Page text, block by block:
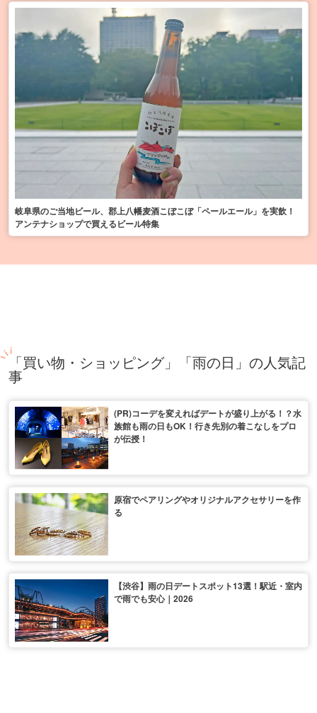
岐阜県のご当地ビール、郡上八幡麦酒こぼこぼ「ペールエール」を実飲！
アンテナショップで買えるビール特集
「買い物・ショッピング」「雨の日」の人気記
事
(PR)コーデを変えればデートが盛り上がる！？水
族館も雨の日もOK！行き先別の着こなしをプロ
が伝授！
原宿でペアリングやオリジナルアクセサリーを作
る
【渋谷】雨の日デートスポット13選！駅近・室内
で雨でも安心｜2026